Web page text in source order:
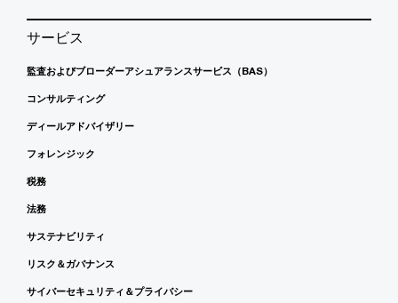
サービス
監査およびブローダーアシュアランスサービス（BAS）
コンサルティング
ディールアドバイザリー
フォレンジック
税務
法務
サステナビリティ
リスク＆ガバナンス
サイバーセキュリティ＆プライバシー